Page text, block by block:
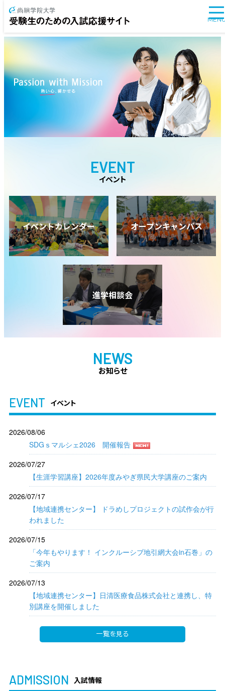
EVENT
イベント
イベントカレンダー オープンキャンパス
進学相談会
NEWS
お知らせ
EVENT イベント
2026/08/06
SDGｓマルシェ2026 開催報告
2026/07/27
【生涯学習講座】2026年度みやぎ県民大学講座のご案内
2026/07/17
【地域連携センター】 ドラめしプロジェクトの試作会が行
われました
2026/07/15
「今年もやります！ インクルーシブ地引網大会in石巻」の
ご案内
2026/07/13
【地域連携センター】日清医療食品株式会社と連携し、特
別講座を開催しました
一覧を見る
ADMISSION 入試情報